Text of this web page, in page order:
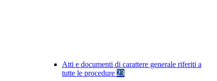
Atti e documenti di carattere generale riferiti a
tutte le procedure 23